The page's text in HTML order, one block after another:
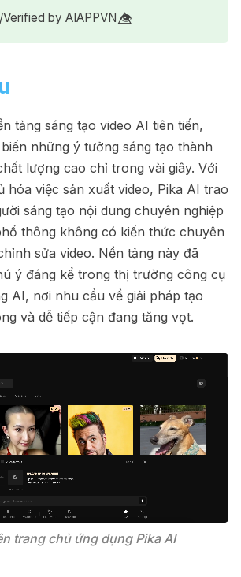
by AIAPPVN 👁️⃤
tảng sáng tạo video AI tiên tiến,
những ý tưởng sáng tạo thành
lượng cao chỉ trong vài giây. Với
hóa việc sản xuất video, Pika AI trao
sáng tạo nội dung chuyên nghiệp
thông không có kiến thức chuyên
sửa video. Nền tảng này đã
ý đáng kể trong thị trường công cụ
AI, nơi nhu cầu về giải pháp tạo
và dễ tiếp cận đang tăng vọt.
trang chủ ứng dụng Pika AI